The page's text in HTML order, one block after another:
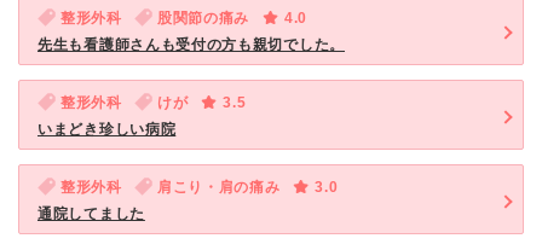
整形外科 股関節の痛み
4.0
先生も看護師さんも受付の方も親切でした。
整形外科 けが
3.5
いまどき珍しい病院
整形外科 肩こり・肩の痛み
3.0
通院してました